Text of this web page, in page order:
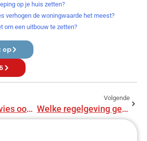
op je huis zetten?
verhogen de woningwaarde het meest?
om een uitbouw te zetten?
op
Helpt bouwadvies ook bij kleine projecten?
Volgende
Welke regelgeving geldt voor bouwadviseurs?